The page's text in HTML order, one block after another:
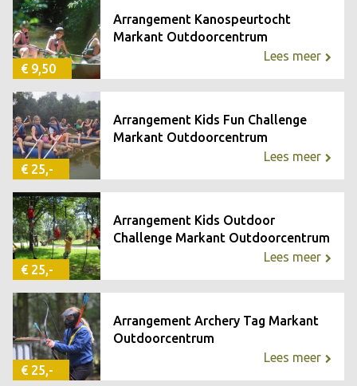
€ 9,50
Arrangement Kanospeurtocht
Markant Outdoorcentrum
Lees meer
€ 25,-
Arrangement Kids Fun Challenge
Markant Outdoorcentrum
Lees meer
€ 25,-
Arrangement Kids Outdoor
Challenge Markant Outdoorcentrum
Lees meer
€ 25,-
Arrangement Archery Tag Markant
Outdoorcentrum
Lees meer